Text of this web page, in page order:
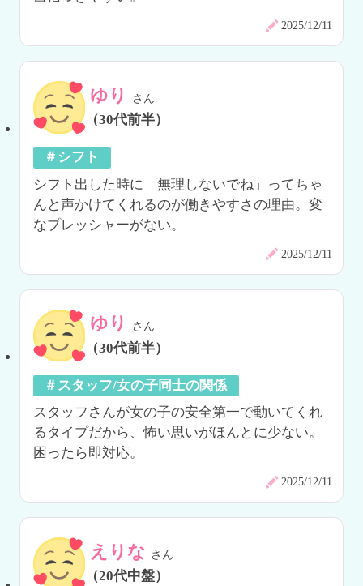
2025/12/11
ゆり さん
（30代前半）
＃シフト
シフト出した時に「無理しないでね」ってちゃ
んと声かけてくれるのが働きやすさの理由。変
なプレッシャーがない。
2025/12/11
ゆり さん
（30代前半）
＃スタッフ/女の子同士の関係
スタッフさんが女の子の安全第一で動いてくれ
るタイプだから、怖い思いがほんとに少ない。
困ったら即対応。
2025/12/11
えりな さん
（20代中盤）